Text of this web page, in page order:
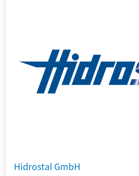
Hidrostal GmbH